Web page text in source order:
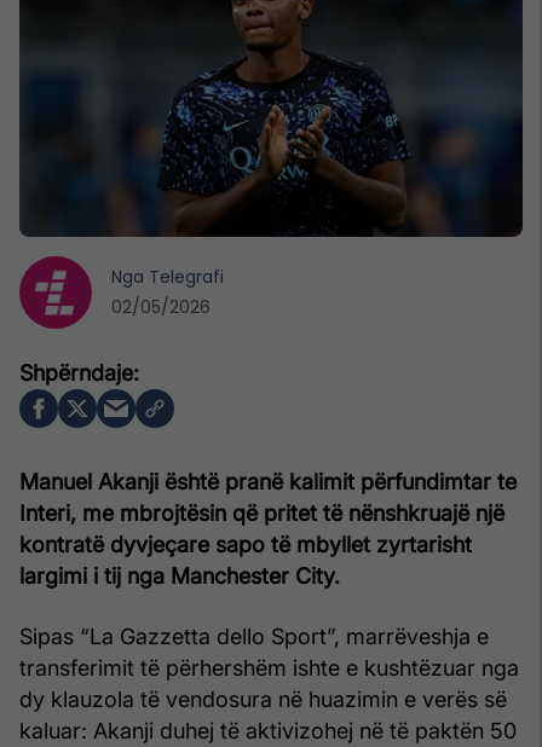
Manuel Akanji është pranë kalimit përfundimtar te
Interi, me mbrojtësin që pritet të nënshkruajë një
kontratë dyvjeçare sapo të mbyllet zyrtarisht
largimi i tij nga Manchester City.
Sipas “La Gazzetta dello Sport”, marrëveshja e
transferimit të përhershëm ishte e kushtëzuar nga
dy klauzola të vendosura në huazimin e verës së
kaluar: Akanji duhej të aktivizohej në të paktën 50
Nga Telegrafi
02/05/2026